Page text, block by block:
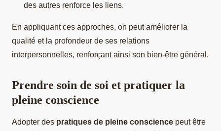
des autres renforce les liens.
En appliquant ces approches, on peut améliorer la
qualité et la profondeur de ses relations
interpersonnelles, renforçant ainsi son bien-être général.
Prendre soin de soi et pratiquer la
pleine conscience
Adopter des pratiques de pleine conscience peut être